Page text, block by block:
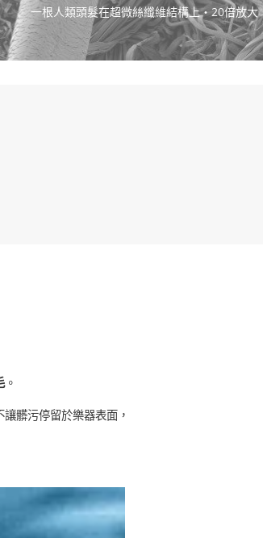
一根人類頭髮在超微絲纖維結構上・20倍放大
。
讓髒污停留於樂器表面，